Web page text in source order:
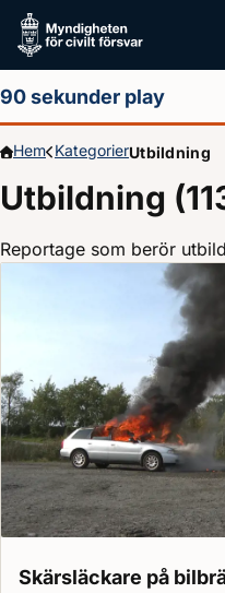
Hoppa till huvudinnehållet
90 sekunder play
Hem KategorierUtbildning
Utbildning
Reportage som berör
Skärsläckare på